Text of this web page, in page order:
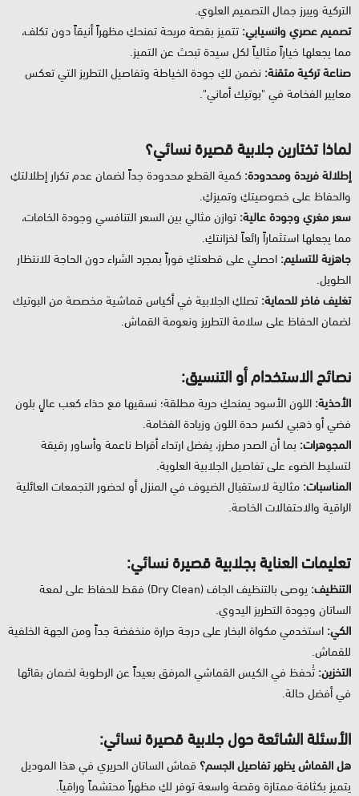
التركية ويبرز جمال التصميم العلوي.
تصميم عصري وانسيابي: تتميز بقصة مريحة تمنحكِ مظهراً أنيقاً دون تكلف،
مما يجعلها خياراً مثالياً لكل سيدة تبحث عن التميز.
صناعة تركية متقنة: نضمن لكِ جودة الخياطة وتفاصيل التطريز التي تعكس
معايير الفخامة في "بوتيك أماني".
لماذا تختارين جلابية قصيرة نسائي؟
إطلالة فريدة ومحدودة: كمية القطع محدودة جداً لضمان عدم تكرار إطلالتكِ
والحفاظ على خصوصيتكِ وتميزكِ.
سعر مغري وجودة عالية: توازن مثالي بين السعر التنافسي وجودة الخامات،
مما يجعلها استثماراً رائعاً لخزانتكِ.
جاهزية للتسليم: احصلي على قطعتكِ فوراً بمجرد الشراء دون الحاجة للانتظار
الطويل.
تغليف فاخر للحماية: تصلكِ الجلابية في أكياس قماشية مخصصة من البوتيك
لضمان الحفاظ على سلامة التطريز ونعومة القماش.
نصائح الاستخدام أو التنسيق:
الأحذية: اللون الأسود يمنحكِ حرية مطلقة؛ نسقيها مع حذاء كعب عالٍ بلون
فضي أو ذهبي لكسر حدة اللون وزيادة الفخامة.
المجوهرات: بما أن الصدر مطرز، يفضل ارتداء أقراط ناعمة وأساور رقيقة
لتسليط الضوء على تفاصيل الجلابية العلوية.
المناسبات: مثالية لاستقبال الضيوف في المنزل أو لحضور التجمعات العائلية
الراقية والاحتفالات الخاصة.
تعليمات العناية بجلابية قصيرة نسائي:
التنظيف:
يوصى بالتنظيف الجاف (Dry Clean) فقط للحفاظ على لمعة
الساتان وجودة التطريز اليدوي.
الكي: استخدمي مكواة البخار على درجة حرارة منخفضة جداً ومن الجهة الخلفية
للقماش.
التخزين: تُحفظ في الكيس القماشي المرفق بعيداً عن الرطوبة لضمان بقائها
في أفضل حالة.
الأسئلة الشائعة حول جلابية قصيرة نسائي:
هل القماش يظهر تفاصيل الجسم؟ قماش الساتان الحريري في هذا الموديل
يتميز بكثافة ممتازة وقصة واسعة توفر لكِ مظهراً محتشماً وراقياً.